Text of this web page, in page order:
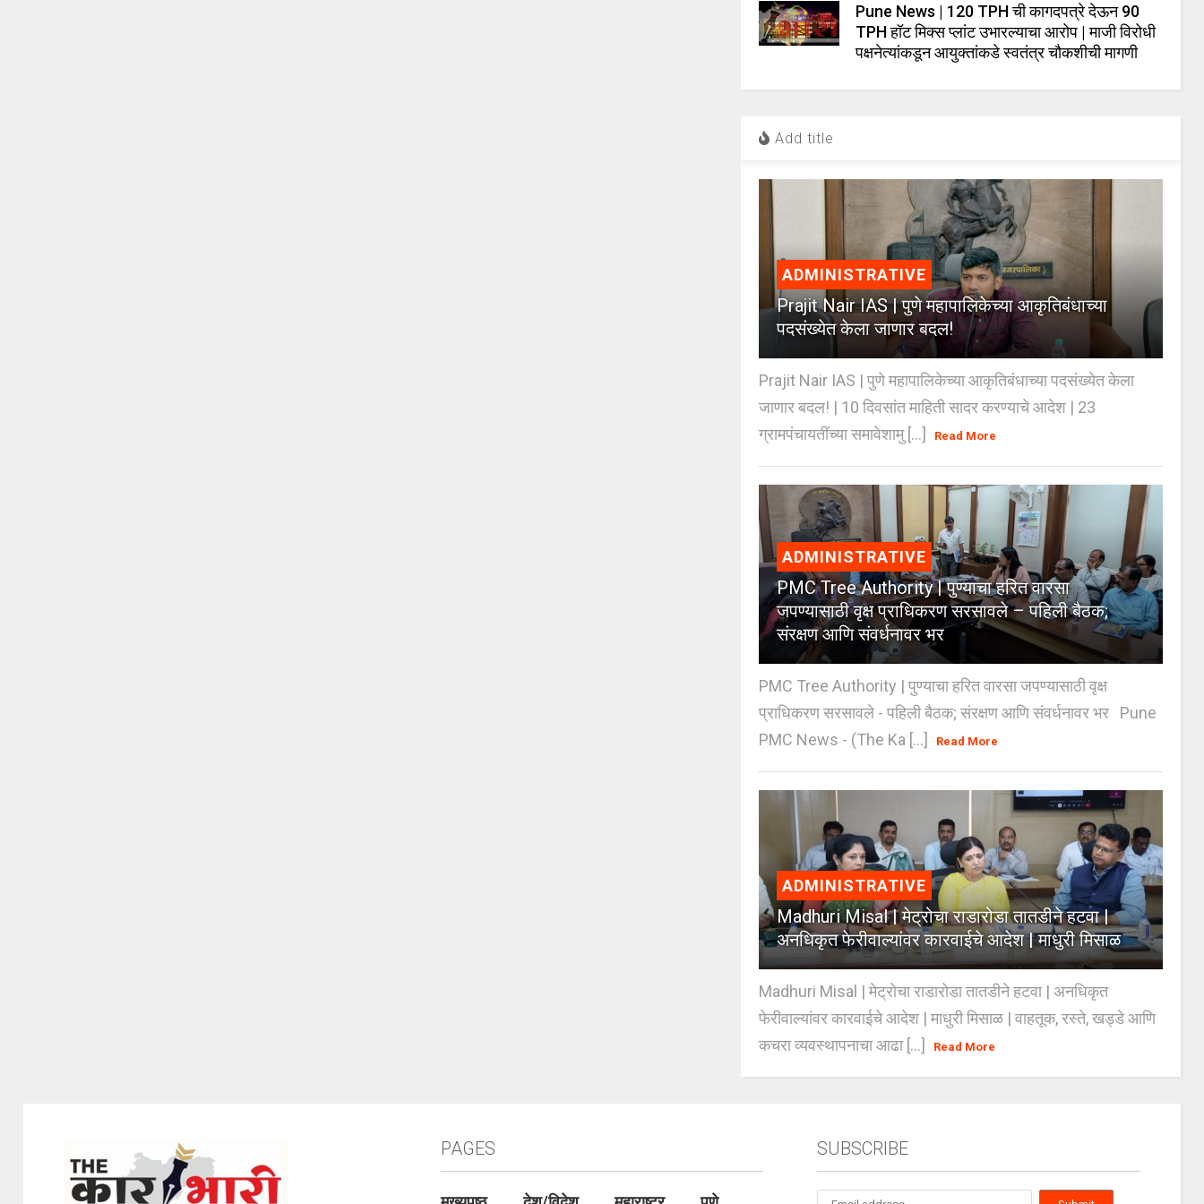
Pune News | 120 TPH ची कागदपत्रे देऊन 90
TPH हॉट मिक्स प्लांट उभारल्याचा आरोप | माजी विरोधी
पक्षनेत्यांकडून आयुक्तांकडे स्वतंत्र चौकशीची मागणी
Add title
ADMINISTRATIVE
Prajit Nair IAS | पुणे महापालिकेच्या आकृतिबंधाच्या
पदसंख्येत केला जाणार बदल!
Prajit Nair IAS | पुणे महापालिकेच्या आकृतिबंधाच्या पदसंख्येत केला
जाणार बदल! | 10 दिवसांत माहिती सादर करण्याचे आदेश | 23
ग्रामपंचायतींच्या समावेशामु [...]
Read More
ADMINISTRATIVE
PMC Tree Authority | पुण्याचा हरित वारसा
जपण्यासाठी वृक्ष प्राधिकरण सरसावले – पहिली बैठक;
संरक्षण आणि संवर्धनावर भर
PMC Tree Authority | पुण्याचा हरित वारसा जपण्यासाठी वृक्ष
प्राधिकरण सरसावले - पहिली बैठक; संरक्षण आणि संवर्धनावर भर Pune
PMC News - (The Ka [...]
Read More
ADMINISTRATIVE
Madhuri Misal | मेट्रोचा राडारोडा तातडीने हटवा |
अनधिकृत फेरीवाल्यांवर कारवाईचे आदेश | माधुरी मिसाळ
Madhuri Misal | मेट्रोचा राडारोडा तातडीने हटवा | अनधिकृत
फेरीवाल्यांवर कारवाईचे आदेश | माधुरी मिसाळ | वाहतूक, रस्ते, खड्डे आणि
कचरा व्यवस्थापनाचा आढा [...]
Read More
PAGES SUBSCRIBE